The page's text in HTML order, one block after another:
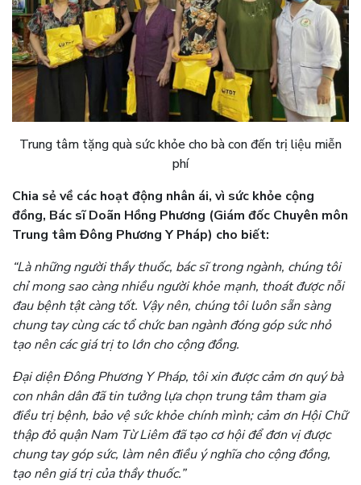
Trung tâm tặng quà sức khỏe cho bà con đến trị liệu miễn
phí
Chia sẻ về các hoạt động nhân ái, vì sức khỏe cộng
đồng, Bác sĩ Doãn Hồng Phương (Giám đốc Chuyên môn
Trung tâm Đông Phương Y Pháp) cho biết:
“Là những người thầy thuốc, bác sĩ trong ngành, chúng tôi
chỉ mong sao càng nhiều người khỏe mạnh, thoát được nỗi
đau bệnh tật càng tốt. Vậy nên, chúng tôi luôn sẵn sàng
chung tay cùng các tổ chức ban ngành đóng góp sức nhỏ
tạo nên các giá trị to lớn cho cộng đồng.
Đại diện Đông Phương Y Pháp, tôi xin được cảm ơn quý bà
con nhân dân đã tin tưởng lựa chọn trung tâm tham gia
điều trị bệnh, bảo vệ sức khỏe chính mình; cảm ơn Hội Chữ
thập đỏ quận Nam Từ Liêm đã tạo cơ hội để đơn vị được
chung tay góp sức, làm nên điều ý nghĩa cho cộng đồng,
tạo nên giá trị của thầy thuốc.”